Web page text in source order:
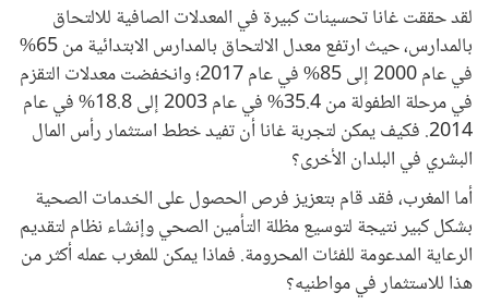
لقد حققت غانا تحسينات كبيرة في المعدلات الصافية للالتحاق
بالمدارس، حيث ارتفع معدل الالتحاق بالمدارس الابتدائية من 65%
في عام 2000 إلى 85% في عام 2017؛ وانخفضت معدلات التقزم
في مرحلة الطفولة من 35.4% في عام 2003 إلى 18.8% في عام
2014. فكيف يمكن لتجربة غانا أن تفيد خطط استثمار رأس المال
البشري في البلدان الأخرى؟
أما المغرب، فقد قام بتعزيز فرص الحصول على الخدمات الصحية
بشكل كبير نتيجة لتوسيع مظلة التأمين الصحي وإنشاء نظام لتقديم
الرعاية المدعومة للفئات المحرومة. فماذا يمكن للمغرب عمله أكثر من
هذا للاستثمار في مواطنيه؟